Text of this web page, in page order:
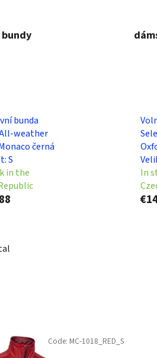
bunda
weather
černá
S
in the
In
Code: MC-1018_RED_S